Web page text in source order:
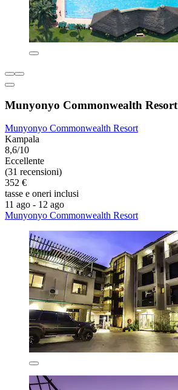
Munyonyo Commonwealth Resort
Munyonyo Commonwealth Resort
Kampala
8,6/10
Eccellente
(31 recensioni)
352 €
tasse e oneri inclusi
11 ago - 12 ago
Munyonyo Commonwealth Resort